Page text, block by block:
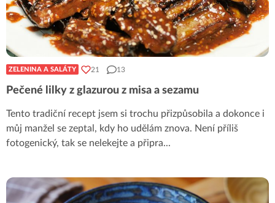
ZELENINA A SALÁTY 21 13
Pečené lilky z glazurou z misa a sezamu
Tento tradiční recept jsem si trochu přizpůsobila a dokonce i
můj manžel se zeptal, kdy ho udělám znova. Není příliš
fotogenický, tak se nelekejte a připra...